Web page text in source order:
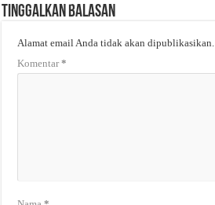
Tinggalkan Balasan
Alamat email Anda tidak akan dipublikasikan.
Komentar*